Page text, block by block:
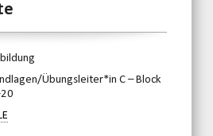
Übungsleiter*in C – Block